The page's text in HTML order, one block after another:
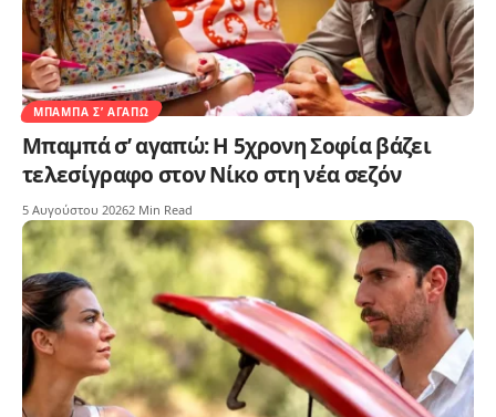
ΜΠΑΜΠΆ Σ’ ΑΓΑΠΏ
Μπαμπά σ’ αγαπώ: Η 5χρονη Σοφία βάζει
τελεσίγραφο στον Νίκο στη νέα σεζόν
5 Αυγούστου 20262 Min Read